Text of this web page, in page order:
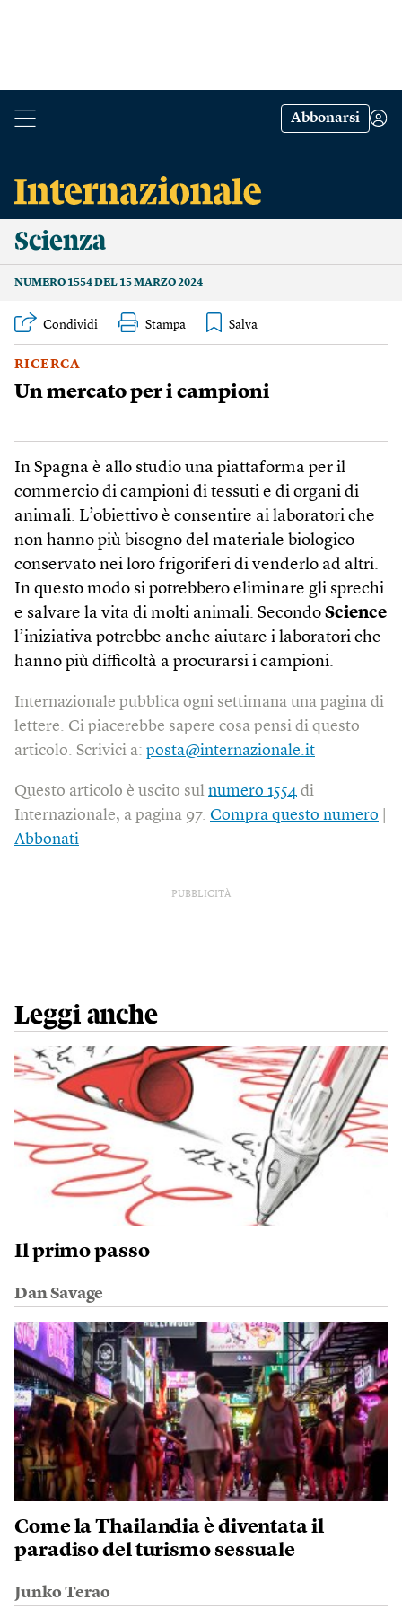
Abbonarsi
Scienza
NUMERO 1554 DEL 15 MARZO 2024
Condividi Stampa
RICERCA
Un mercato per i campioni
In Spagna è allo studio una piattaforma per il
commercio di campioni di tessuti e di organi di
animali. L’obiettivo è consentire ai laboratori che
non hanno più bisogno del materiale biologico
conservato nei loro frigoriferi di venderlo ad altri.
In questo modo si potrebbero eliminare gli sprechi
e salvare la vita di molti animali. Secondo Science
l’iniziativa potrebbe anche aiutare i laboratori che
hanno più difficoltà a procurarsi i campioni.
Internazionale pubblica ogni settimana una pagina di
lettere. Ci piacerebbe sapere cosa pensi di questo
articolo. Scrivici a: posta@internazionale.it
Questo articolo è uscito sul numero 1554 di
Internazionale, a pagina 97. Compra questo numero
Abbonati
PUBBLICITÀ
Leggi anche
Il primo passo
Dan Savage
Come la Thailandia è diventata il
paradiso del turismo sessuale
Junko Terao